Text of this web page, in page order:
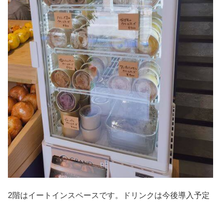
2階はイートインスペースです。ドリンクは今後導入予定